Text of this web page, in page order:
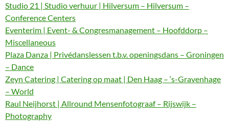
Studio 21 | Studio verhuur | Hilversum – Hilversum –
Conference Centers
Eventerim | Event- & Congresmanagement – Hoofddorp –
Miscellaneous
Plaza Danza | Privédanslessen t.b.v. openingsdans – Groningen
– Dance
Zeyn Catering | Catering op maat | Den Haag – ‘s-Gravenhage
– World
Raul Neijhorst | Allround Mensenfotograaf – Rijswijk –
Photography